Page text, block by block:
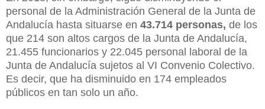
personal de la Administración General de la Junta de
Andalucía hasta situarse en 43.714 personas, de los
que 214 son altos cargos de la Junta de Andalucía,
21.455 funcionarios y 22.045 personal laboral de la
Junta de Andalucía sujetos al VI Convenio Colectivo.
Es decir, que ha disminuido en 174 empleados
públicos en tan solo un año.